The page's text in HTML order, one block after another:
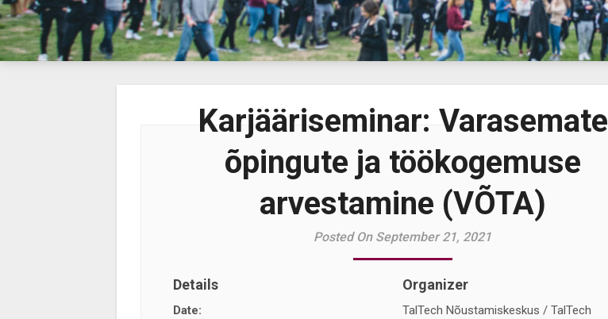
Karjääriseminar: Varasemate
õpingute ja töökogemuse
arvestamine (VÕTA)
Posted On September 21, 2021
Details
Date:
Organizer
TalTech Nõustamiskeskus / TalTech